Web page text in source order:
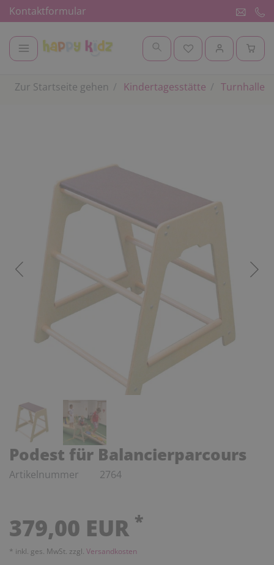
Kontaktformular
Zur Startseite gehen Kindertagesstätte Turnhalle
Podest für Balancierparcours
Artikelnummer 2764
379,00 EUR *
* inkl. ges. MwSt. zzgl. Versandkosten